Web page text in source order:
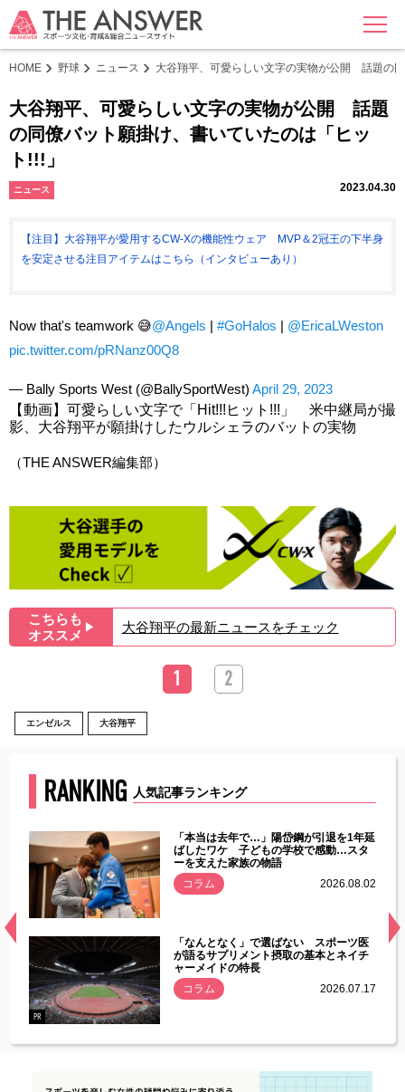
MENU
HOME 野球 ニュース 大谷翔平、可愛らしい文字の実物が公開 話題の
大谷翔平、可愛らしい文字の実物が公開 話題
の同僚バット願掛け、書いていたのは「ヒッ
ト!!!」
ニュース 2023.04.30
【注目】大谷翔平が愛用するCW-Xの機能性ウェア MVP＆2冠王の下半身
を安定させる注目アイテムはこちら（インタビューあり）
Now that's teamwork 😅@Angels | #GoHalos | @EricaLWeston
pic.twitter.com/pRNanz00Q8
— Bally Sports West (@BallySportWest) April 29, 2023
【動画】可愛らしい文字で「Hit!!!ヒット!!!」 米中継局が撮
影、大谷翔平が願掛けしたウルシェラのバットの実物
（THE ANSWER編集部）
こちらも
オススメ ▶︎ 大谷翔平の最新ニュースをチェック
1 2
エンゼルス 大谷翔平
RANKING 人気記事ランキング
常
「本当は去年で…」陽岱鋼が引退を1年延
ばしたワケ 子どもの学校で感動…スタ
ーを支えた家族の物語
コラム
2026.08.02
PR
「なんとなく」で選ばない スポーツ医
が語るサプリメント摂取の基本とネイチ
ャーメイドの特長
コラム
2026.07.17